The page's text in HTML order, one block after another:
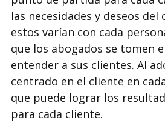
of California
U.S. District Court,
of California
U.S. Court of Appeals,
las necesidades y deseos del
estos varían con cada
que los abogados se tomen
entender a sus clientes. Al
centrado en el cliente en
que puede lograr los
para cada cliente.